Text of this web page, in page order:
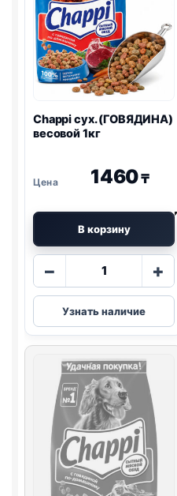
Chappi сух. (ГОВЯДИНА)
весовой 1кг
1460₸
В корзину
−
Количество
Chappi
сух.
(ГОВЯДИНА)
1кг
+
Узнать наличие